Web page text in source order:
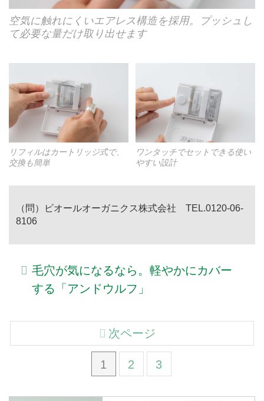
空気に触れにくいエアレス構造を採用。プッシュし
て必要な量だけ取り出せます
リフィルはカートリッジ式で、
交換も簡単
ワンタッチでセットできる使い
やすい設計
（問）ビオールオーガニクス株式会社 TEL.0120-06-
8106
毛穴が気になるなら。軽やかにカバー
する「アンドウルフ」
1 2 3
次ページ